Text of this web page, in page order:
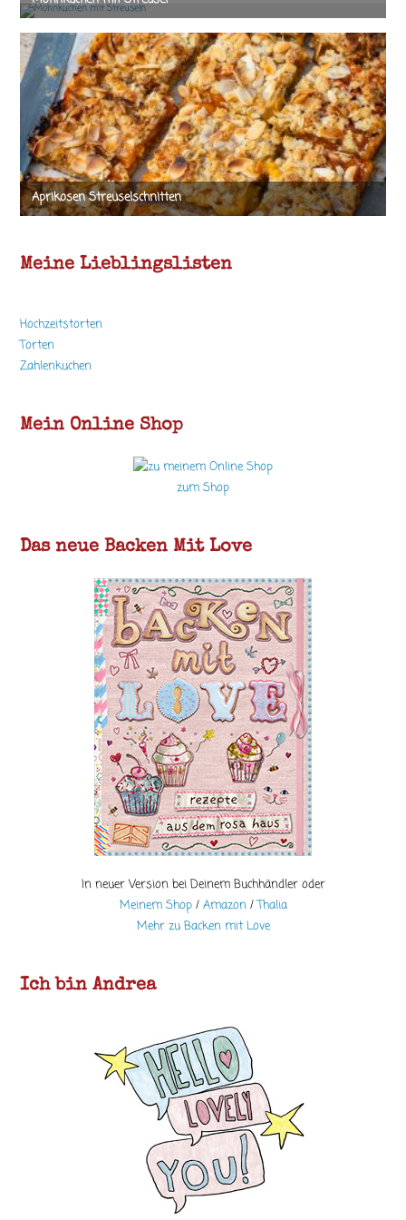
Meine Lieblingslisten
Hochzeitstorten
Torten
Zahlenkuchen
Mein Online Shop
zum Shop
Das neue Backen Mit Love
In neuer Version bei Deinem Buchhändler oder
Meinem Shop/ Amazon/Thalia
Mehr zu Backen mit Love
Ich bin Andrea